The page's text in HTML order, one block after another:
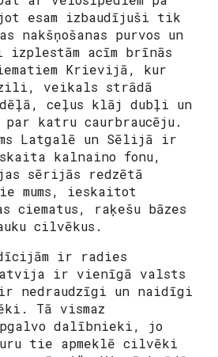
esam izbaudījuši tik
nakšņošanas purvos un
izplestām acīm brīnās
Krievijā, kur
veikals strādā
ceļus klāj dubļi un
katru caurbraucēju.
Latgalē un Sēlijā ir
kalnaino fonu,
sērijās redzētā
mums, ieskaitot
ciematus, raķešu bāzes
cilvēkus.
ir radies
ir vienīgā valsts
nedraudzīgi un naidīgi
Tā vismaz
dalībnieki, jo
tie apmeklē cilvēki